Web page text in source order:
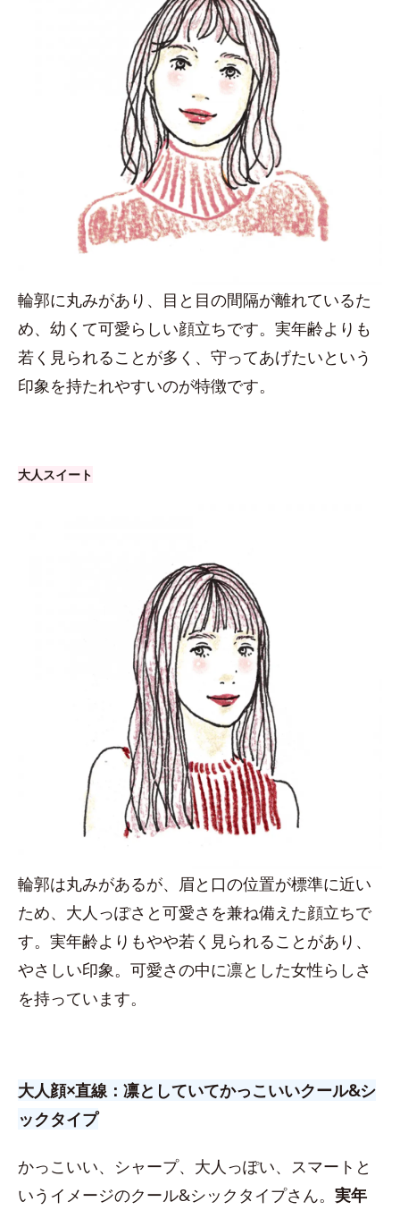
輪郭に丸みがあり、目と目の間隔が離れているた
め、幼くて可愛らしい顔立ちです。実年齢よりも
若く見られることが多く、守ってあげたいという
印象を持たれやすいのが特徴です。
大人スイート
輪郭は丸みがあるが、眉と口の位置が標準に近い
ため、大人っぽさと可愛さを兼ね備えた顔立ちで
す。実年齢よりもやや若く見られることがあり、
やさしい印象。可愛さの中に凛とした女性らしさ
を持っています。
大人顔×直線：凛としていてかっこいいクール&シ
ックタイプ
かっこいい、シャープ、大人っぽい、スマートと
いうイメージのクール&シックタイプさん。 実年